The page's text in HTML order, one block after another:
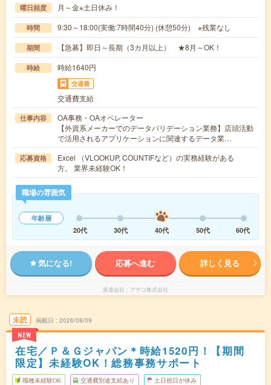
曜日頻度 月～金※土日休み！
時間 9:30～18:00(実働:7時間40分) (休憩50分) ※残業なし
期間 【急募】即日～長期（3カ月以上） ★8月～OK！
時給 時給1640円
交通費
交通費支給
仕事内容
OA事務・OAオペレーター
【外資系メーカーでのデータバリデーション業務】店頭活動
で活用されるアプリケーションに関連するデータ業…
応募資格
Excel （VLOOKUP, COUNTIFなど）の実務経験がある
方。 業界未経験OK！
職場の雰囲気
年齢層
20代
30代 40代 50代 60代
気になる! 応募へ進む 詳しく見る
派遣会社 アデコ株式会社
未読
NEW
掲載日 2026/08/09
在宅／Ｐ＆Ｇジャパン＊時給1520円！【期間
限定】未経験OK！総務事務サポート
職種未経験OK 交通費別途支給あり 土日祝日が休み